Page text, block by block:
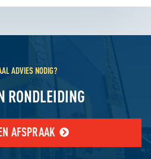
ADVIES NODIG?
RONDLEIDING
AFSPRAAK